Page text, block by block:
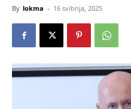
By lokma - 16 svibnja, 2025